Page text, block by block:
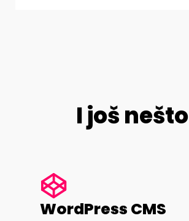
I još nešto
WordPress CMS